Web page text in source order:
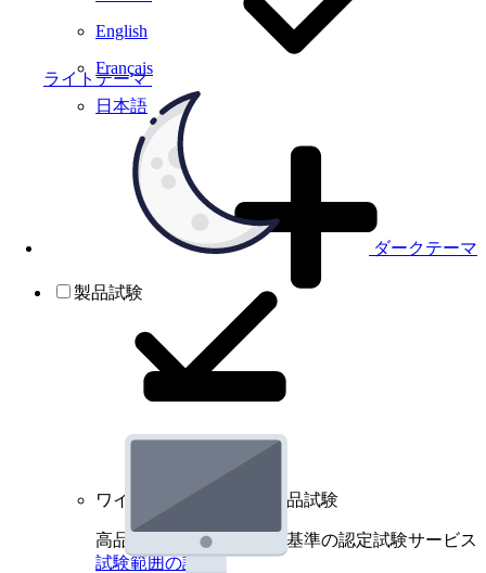
ライトテーマ
ダークテーマ
English
Français
日本語
製品試験
ワイヤレスデバイスの製品試験
高品質規格に基づく国際基準の認定試験サービス
試験範囲の詳細